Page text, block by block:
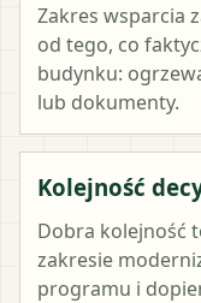
Zakres wsparcia
od tego, co
budynku:
lub dokumenty.
Kolejność
Dobra kolejność
zakresie
programu i